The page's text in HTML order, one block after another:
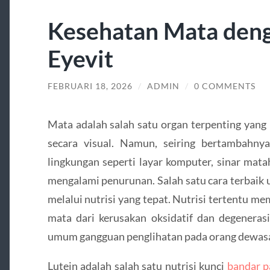
Kesehatan Mata
Eyevit
FEBRUARI 18, 2026 / ADMIN / 0 COMMENTS
Mata adalah salah satu organ terpenting
secara visual. Namun, seiring
lingkungan seperti layar komputer, sinar
mengalami penurunan. Salah satu cara
melalui nutrisi yang tepat. Nutrisi tertentu
mata dari kerusakan oksidatif dan
umum gangguan penglihatan pada orang
Lutein adalah salah satu nutrisi kunci bandar